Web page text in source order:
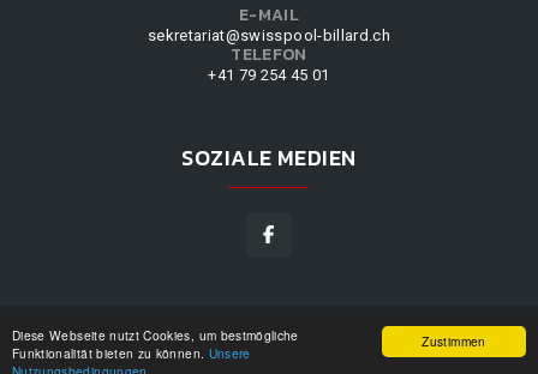
Zustimmen
Diese Webseite nutzt Cookies, um bestmögliche
Funktionalität bieten zu können. Unsere
E-MAIL
sekretariat@swisspool-billard.ch
TELEFON
+41 79 254 45 01
SOZIALE MEDIEN
SWISSPOOL©2026|DESIGN BY
UNSERE
NUTZUNGSBEDINGUNGEN